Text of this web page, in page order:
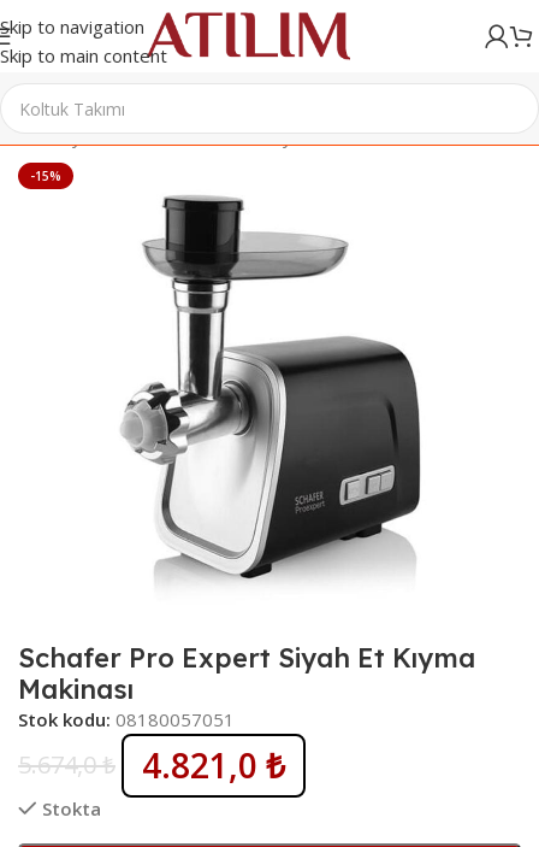
Skip to navigation
Skip to main content
Ana Sayfa/Elektrikli Ev Aletleri/Kıyma Makineleri
-15%
Schafer Pro Expert Siyah Et Kıyma
Makinası
Stok kodu: 08180057051
5.674,0₺ 4.821,0 ₺
Stokta